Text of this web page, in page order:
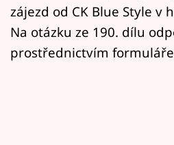
Sledujte nás
zájezd od CK Blue Style v
Na otázku ze 190. dílu
prostřednictvím